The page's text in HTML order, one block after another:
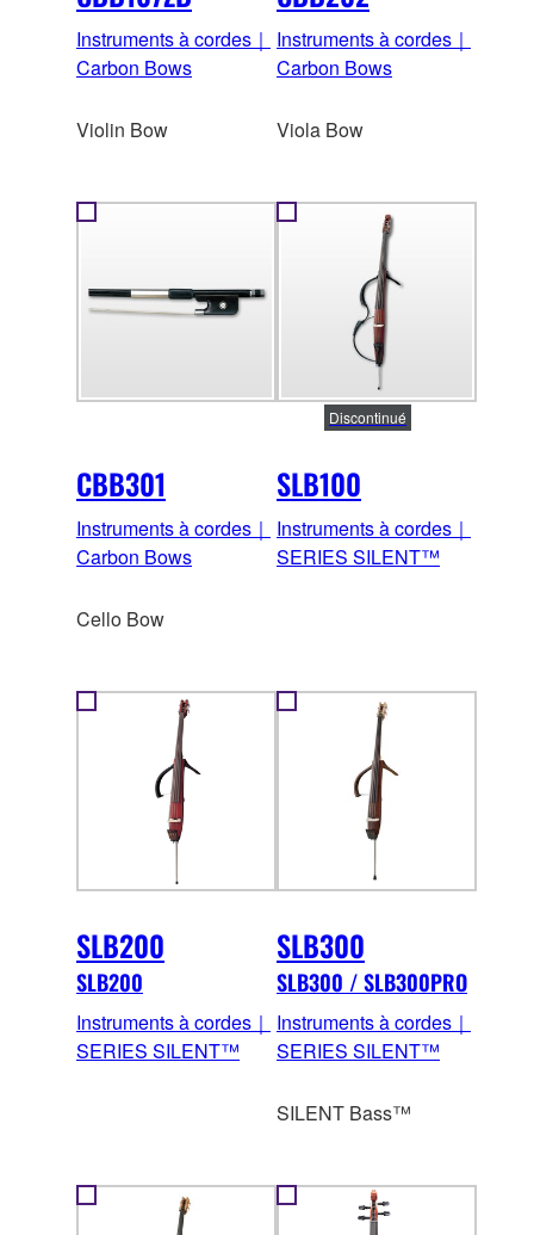
Instruments à cordes｜
Carbon Bows
Violin Bow
Instruments à cordes｜
Carbon Bows
Viola Bow
CBB301
Instruments à cordes｜
Carbon Bows
Cello Bow
SLB100
Discontinué
Instruments à cordes｜
SERIES SILENT™
SLB200
SLB200
Instruments à cordes｜
SERIES SILENT™
SLB300
SLB300 / SLB300PRO
Instruments à cordes｜
SERIES SILENT™
SILENT Bass™